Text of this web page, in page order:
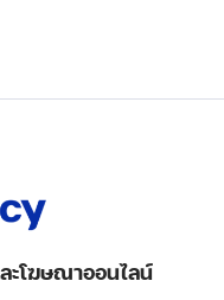
ะโฆษณาออนไลน์